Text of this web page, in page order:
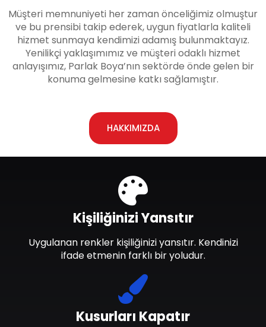
Müşteri memnuniyeti her zaman önceliğimiz olmuştur
ve bu prensibi takip ederek, uygun fiyatlarla kaliteli
hizmet sunmaya kendimizi adamış bulunmaktayız.
Yenilikçi yaklaşımımız ve müşteri odaklı hizmet
anlayışımız, Parlak Boya’nın sektörde önde gelen bir
konuma gelmesine katkı sağlamıştır.
HAKKIMIZDA
Kusurları Kapatır
Kişiliğinizi Yansıtır
Uygulanan renkler kişiliğinizi yansıtır. Kendinizi
ifade etmenin farklı bir yoludur.